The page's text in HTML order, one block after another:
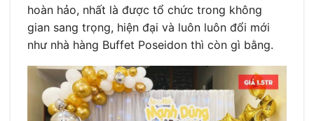
hoàn hảo, nhất là được tổ chức trong không
gian sang trọng, hiện đại và luôn luôn đổi mới
như nhà hàng Buffet Poseidon thì còn gì bằng.